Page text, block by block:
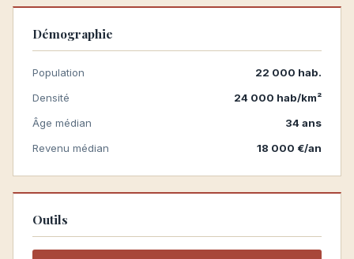
Démographie
Population
22 000 hab.
Densité
24 000 hab/km²
Âge médian
34 ans
Revenu médian
18 000 €/an
Outils